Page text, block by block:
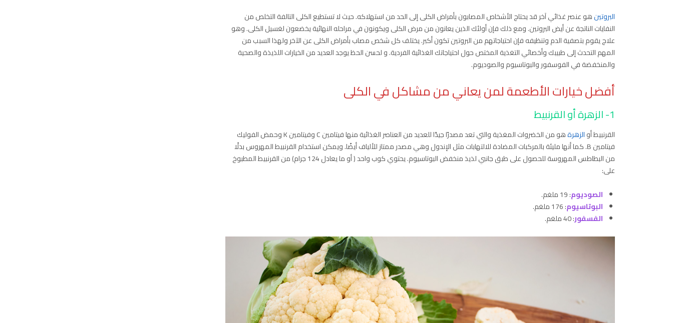
البروتينهو عنصر غذائي آخر قد يحتاج الأشخاص المصابون بأمراض الكلى إلى الحد من استهلاكه. حيث لا تستطيع الكلى التالفة التخلص من
النفايات الناتجة عن أيض البروتين. ومع ذلك فإن أولئك الذين يعانون من مرض الكلى ويكونون في مراحله النهائية يخضعون لغسيل الكلى. وهو
علاج يقوم بتصفية الدم وتنظيفه فإن احتياجاتهم من البروتين تكون أكبر. يختلف كل شخص مصاب بأمراض الكلى عن الآخر ولهذا السبب من
المهم التحدث إلى طبيبك وأخصائي التغذية المختص حول احتياجاتك الغذائية الفردية. و لحسن الحظ يوجد العديد من الخيارات اللذيذة والصحية
والمنخفضة في الفوسفور والبوتاسيوم والصوديوم.
أفضل خيارات الأطعمة لمن يعاني من مشاكل في الكلى
1- الزهرة أو القرنبيط
القرنبيط أوالزهرة
هو من الخضروات المغذية والتي تعد مصدرًا جيدًا للعديد من العناصر الغذائية منها فيتامين C وفيتامين K وحمض الفوليك
فيتامين B. كما أنها مليئة بالمركبات المضادة للالتهابات مثل الإندول وهي مصدر ممتاز للألياف أيضًا. ويمكن استخدام القرنبيط المهروس بدلًا
من البطاطس المهروسة للحصول على طبق جانبي لذيذ منخفض البوتاسيوم. يحتوي كوب واحد ( أو ما يعادل 124 جرام) من القرنبيط المطبوخ
على:
الصوديوم: 19 ملغم.
البوتاسيوم: 176 ملغم.
الفسفور: 40 ملغم.